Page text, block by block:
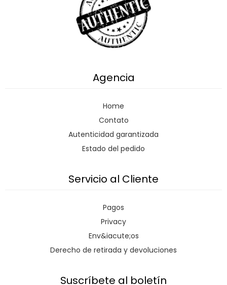
Agencia
Home
Contato
Autenticidad garantizada
Estado del pedido
Servicio al Cliente
Pagos
Privacy
Env&iacute;os
Derecho de retirada y devoluciones
Suscríbete al boletín